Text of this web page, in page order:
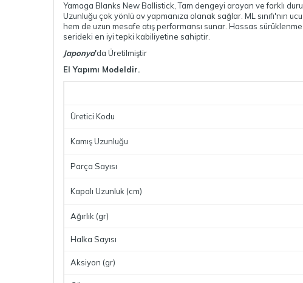
Yamaga Blanks New Ballistick, Tam dengeyi arayan ve farklı
Uzunluğu çok yönlü av yapmanıza olanak sağlar. ML sınıfı'nın
hem de uzun mesafe atış performansı sunar. Hassas
serideki en iyi tepki kabiliyetine sahiptir.
Japonya'da Üretilmiştir
El Yapımı Modeldir.
Üretici Kodu
Kamış Uzunluğu
Parça Sayısı
Kapalı Uzunluk (cm)
Ağırlık (gr)
Halka Sayısı
Aksiyon (gr)